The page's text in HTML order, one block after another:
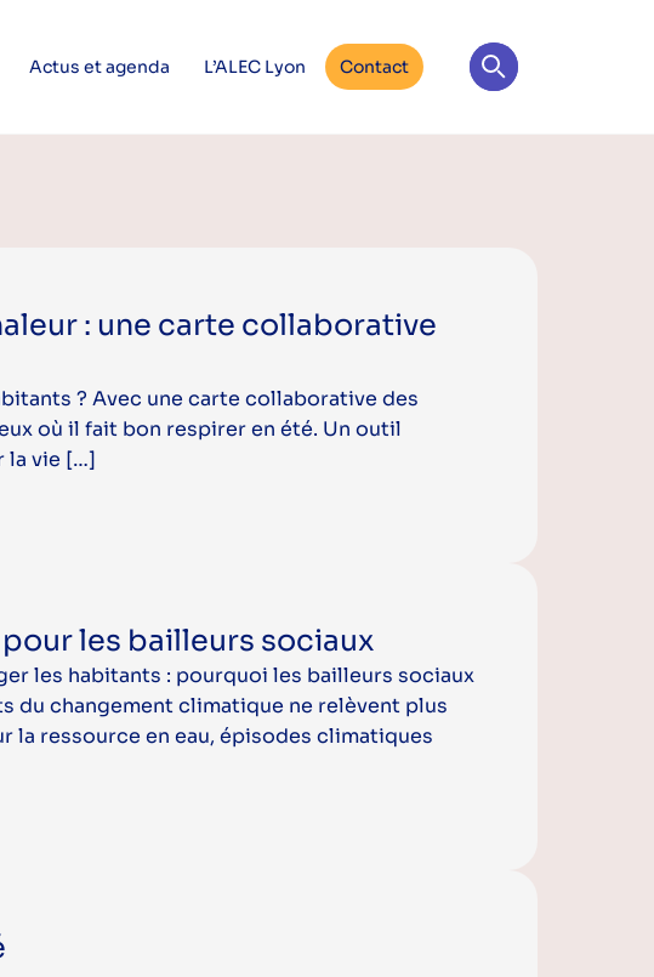
Actus et agenda L’ALEC Lyon Contact
: une carte collaborative
? Avec une carte collaborative des
où il fait bon respirer en été. Un outil
la vie […]
les bailleurs sociaux
les habitants : pourquoi les bailleurs sociaux
du changement climatique ne relèvent plus
la ressource en eau, épisodes climatiques